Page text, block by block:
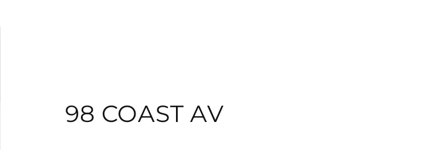
98 COAST AV